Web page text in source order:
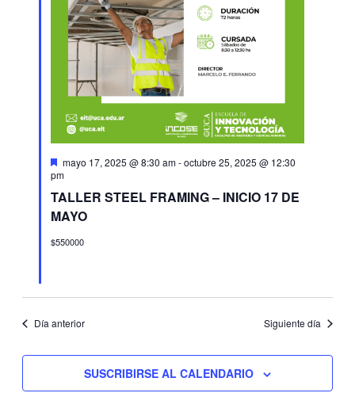
Destacado
mayo 17, 2025 @ 8:30 am-octubre 25, 2025 @ 12:30
pm
TALLER STEEL FRAMING – INICIO 17 DE
MAYO
$550000
Día anterior Siguiente día
SUSCRIBIRSE AL CALENDARIO